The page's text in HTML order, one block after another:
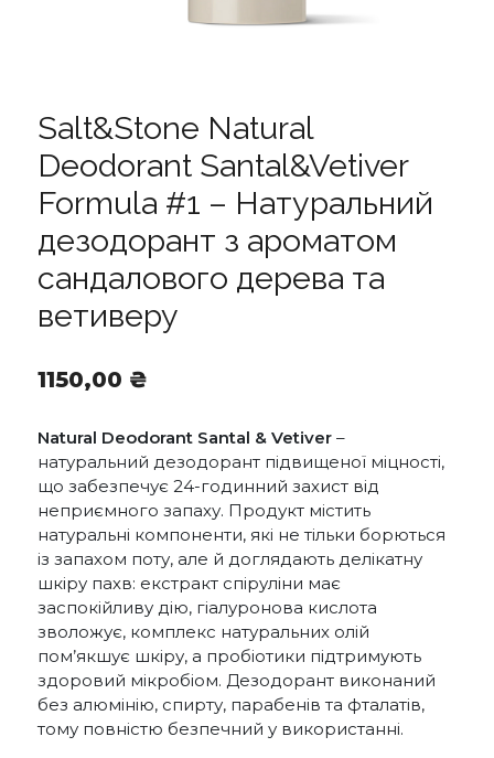
Salt&Stone Natural
Deodorant Santal&Vetiver
Formula #1 – Натуральний
дезодорант з ароматом
сандалового дерева та
ветиверу
1150,00 ₴
Natural Deodorant Santal & Vetiver –
натуральний дезодорант підвищеної міцності,
що забезпечує 24-годинний захист від
неприємного запаху. Продукт містить
натуральні компоненти, які не тільки борються
із запахом поту, але й доглядають делікатну
шкіру пахв: екстракт спіруліни має
заспокійливу дію, гіалуронова кислота
зволожує, комплекс натуральних олій
пом’якшує шкіру, а пробіотики підтримують
здоровий мікробіом. Дезодорант виконаний
без алюмінію, спирту, парабенів та фталатів,
тому повністю безпечний у використанні.